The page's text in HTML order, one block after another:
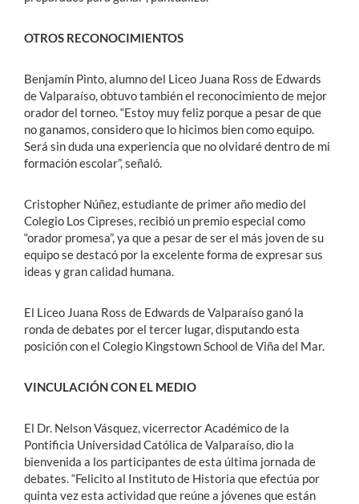
OTROS RECONOCIMIENTOS
Benjamín Pinto, alumno del Liceo Juana Ross de Edwards
de Valparaíso, obtuvo también el reconocimiento de mejor
orador del torneo. “Estoy muy feliz porque a pesar de que
no ganamos, considero que lo hicimos bien como equipo.
Será sin duda una experiencia que no olvidaré dentro de mi
formación escolar”, señaló.
Cristopher Núñez, estudiante de primer año medio del
Colegio Los Cipreses, recibió un premio especial como
“orador promesa”, ya que a pesar de ser el más joven de su
equipo se destacó por la excelente forma de expresar sus
ideas y gran calidad humana.
El Liceo Juana Ross de Edwards de Valparaíso ganó la
ronda de debates por el tercer lugar, disputando esta
posición con el Colegio Kingstown School de Viña del Mar.
VINCULACIÓN CON EL MEDIO
El Dr. Nelson Vásquez, vicerrector Académico de la
Pontificia Universidad Católica de Valparaíso, dio la
bienvenida a los participantes de esta última jornada de
debates. “Felicito al Instituto de Historia que efectúa por
quinta vez esta actividad que reúne a jóvenes que están